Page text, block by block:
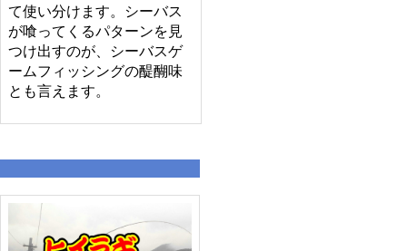
て使い分けます。シーバス
が喰ってくるパターンを見
つけ出すのが、シーバスゲ
ームフィッシングの醍醐味
とも言えます。